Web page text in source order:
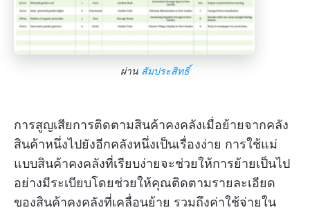
ผ่าน สัมประสิทธิ์
การสูญเสียการติดตามสินค้าคงคลังเมื่อย้ายจากคลัง
สินค้าหนึ่งไปยังอีกคลังหนึ่งเป็นเรื่องง่าย การใช้แม่
แบบสินค้าคงคลังที่เรียบง่ายจะช่วยให้การย้ายเป็นไป
อย่างมีระเบียบโดยช่วยให้คุณติดตามรายละเอียด
ของสินค้าคงคลังที่เคลื่อนย้าย รวมถึงค่าใช้จ่ายใน